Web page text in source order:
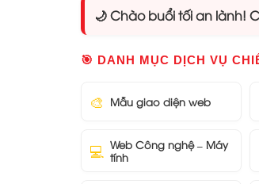
🌙 Chào buổi tối an lành!
🎯 DANH MỤC DỊCH VỤ
🎨 Mẫu giao diện web
💻
Web Công nghệ – Máy
tính